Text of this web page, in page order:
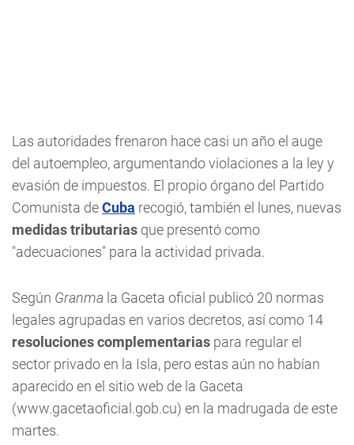
Las autoridades frenaron hace casi un año el auge
del autoempleo, argumentando violaciones a la ley y
evasión de impuestos. El propio órgano del Partido
Comunista deCuba recogió, también el lunes, nuevas
medidas tributarias que presentó como
"adecuaciones" para la actividad privada.
Según Granma la Gaceta oficial publicó 20 normas
legales agrupadas en varios decretos, así como 14
resoluciones complementarias para regular el
sector privado en la Isla, pero estas aún no habían
aparecido en el sitio web de la Gaceta
(www.gacetaoficial.gob.cu) en la madrugada de este
martes.